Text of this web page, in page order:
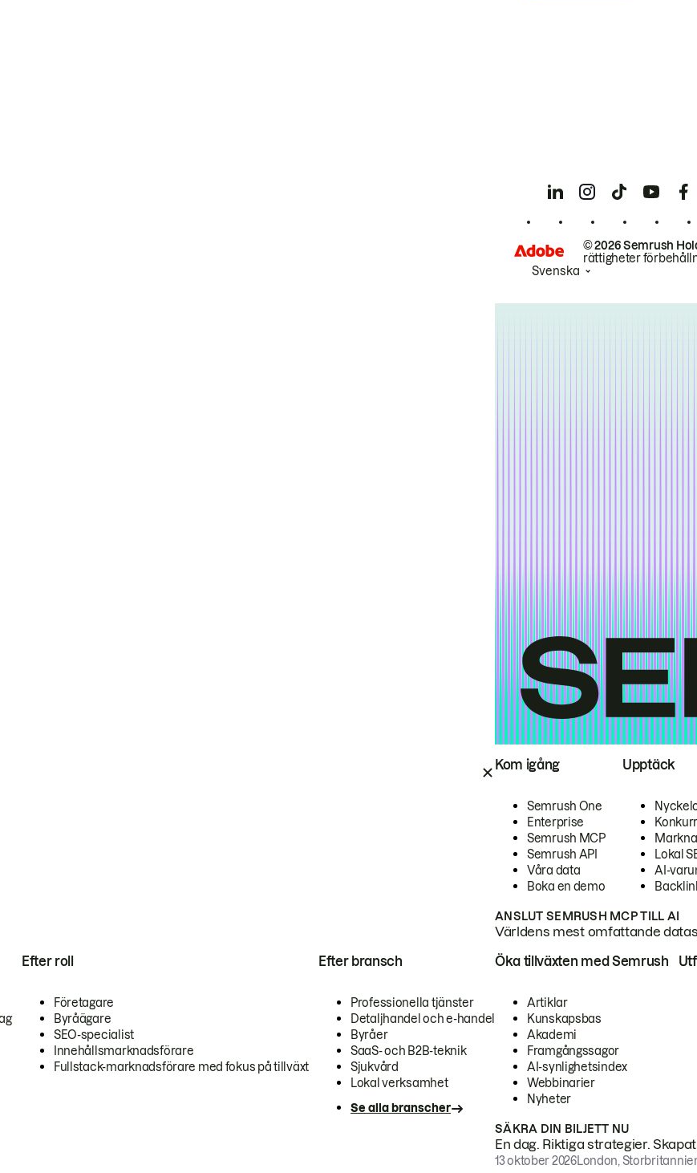
Kom igång
Semrush One
Enterprise
Semrush MCP
Semrush API
Våra data
Boka en demo
Upptäck
Lokal
AI-
ANSLUT SEMRUSH MCP TILL AI
Världens mest omfattande
Efter roll
Företagare
Byråägare
SEO-specialist
Innehållsmarknadsförare
Fullstack-marknadsförare med fokus på tillväxt
Efter bransch
Professionella tjänster
Detaljhandel och e-handel
Byråer
SaaS- och B2B-teknik
Sjukvård
Lokal verksamhet
Se alla branscher
Öka tillväxten med Semrush
Artiklar
Kunskapsbas
Akademi
Framgångssagor
AI-synlighetsindex
Webbinarier
Nyheter
SÄKRA DIN BILJETT NU
En dag. Riktiga strategier.
13 oktober 2026London,
© 2026 Semrush
rättigheter
Svenska